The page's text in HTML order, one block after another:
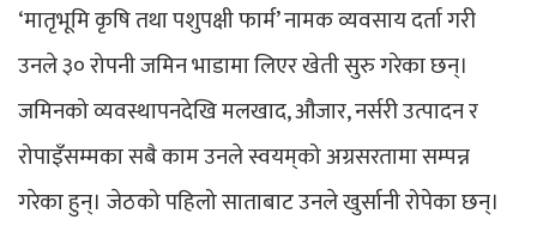
‘मातृभूमि कृषि तथा पशुपक्षी फार्म’ नामक व्यवसाय दर्ता गरी
उनले ३० रोपनी जमिन भाडामा लिएर खेती सुरु गरेका छन्।
जमिनको व्यवस्थापनदेखि मलखाद, औजार, नर्सरी उत्पादन र
रोपाइँसम्मका सबै काम उनले स्वयम्‌को अग्रसरतामा सम्पन्न
गरेका हुन्। जेठको पहिलो साताबाट उनले खुर्सानी रोपेका छन्।